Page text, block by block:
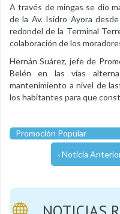
A través de mingas se dio
de la Av. Isidro Ayora
redondel de la Terminal
colaboración de los
Hernán Suárez, jefe de
Belén en las vías
mantenimiento a nivel de
los habitantes para que
Promoción Popular
‹ Noticia